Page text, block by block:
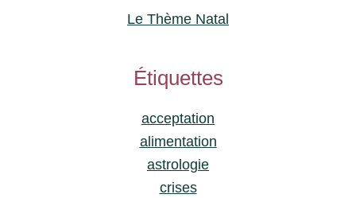
Le Thème Natal
Étiquettes
acceptation
alimentation
astrologie
crises